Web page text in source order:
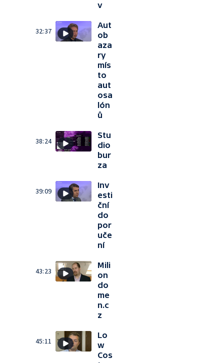
v
32:37
Aut
ob
aza
ry
mís
to
aut
osa
lón
ů
38:24
Stu
dio
bur
za
39:09
Inv
esti
ční
do
por
uče
ní
43:23
Mili
on
do
me
n.c
z
45:11
Lo
w
Cos